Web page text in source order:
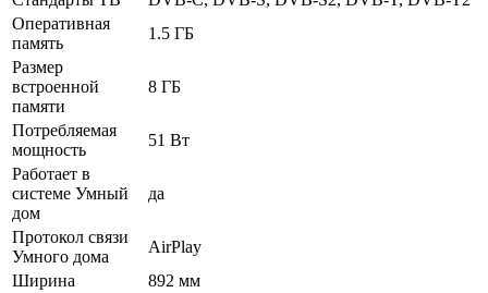
Оперативная
память
1.5 ГБ
Размер
встроенной
памяти
8 ГБ
Потребляемая
мощность
51 Вт
Работает в
системе Умный
дом
да
Протокол связи
Умного дома
AirPlay
Ширина
892 мм